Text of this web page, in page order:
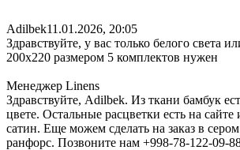
Adilbek11.01.2026, 20:05
Здравствуйте, у вас только белого света
200х220 размером 5 комплектов нужен
Менеджер Linens
Здравствуйте, Adilbek. Из ткани бамбук
цвете. Остальные расцветки есть на сайте
сатин. Еще можем сделать на заказ в
ранфорс. Позвоните нам +998-78-122-09-